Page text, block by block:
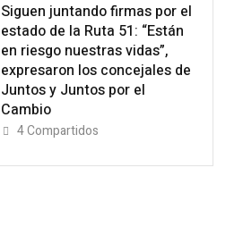
Siguen juntando firmas por el
estado de la Ruta 51: “Están
en riesgo nuestras vidas”,
expresaron los concejales de
Juntos y Juntos por el
Cambio
4Compartidos